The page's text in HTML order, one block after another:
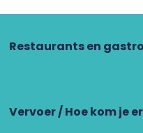
Restaurants en
Vervoer / Hoe kom je